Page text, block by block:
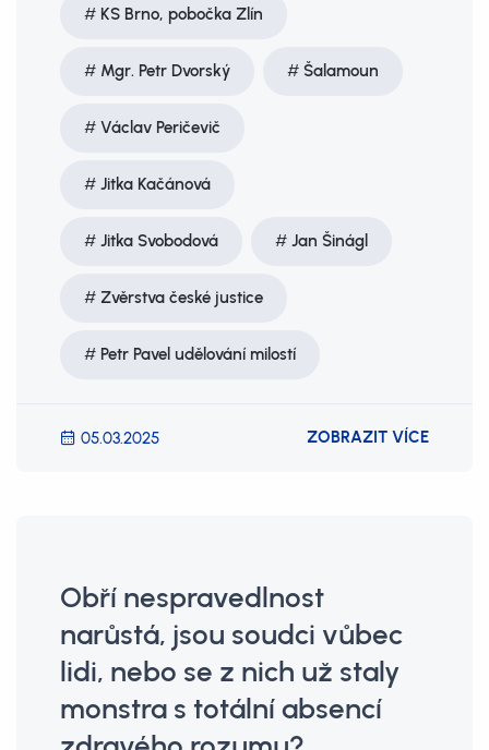
KS Brno, pobočka Zlín
Mgr. Petr Dvorský Šalamoun
Václav Peričevič
Jitka Kačánová
Jitka Svobodová Jan Šinágl
Zvěrstva české justice
Petr Pavel udělování milostí
05.03.2025 ZOBRAZIT VÍCE
Obří nespravedlnost
narůstá, jsou soudci vůbec
lidi, nebo se z nich už staly
monstra s totální absencí